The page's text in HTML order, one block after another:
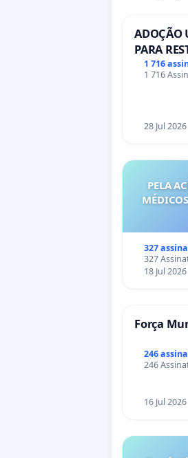
ADOÇÃO
PARA
PONTE
1 716
1 716
28 Jul 2026
PELA
327
327
18 Jul 2026
Força
246
246
16 Jul 2026